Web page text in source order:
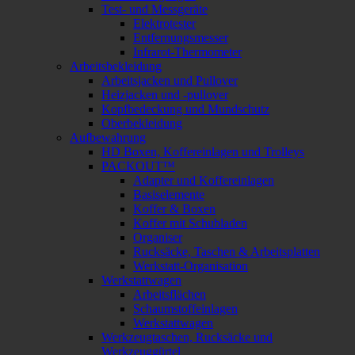
Test- und Messgeräte
Elektrotester
Entfernungsmesser
Infrarot-Thermometer
Arbeitsbekleidung
Arbeitsjacken und Pullover
Heizjacken und -pullover
Kopfbedeckung und Mundschutz
Oberbekleidung
Aufbewahrung
HD Boxen, Koffereinlagen und Trolleys
PACKOUT™
Adapter und Koffereinlagen
Basiselemente
Koffer & Boxen
Koffer mit Schubladen
Organiser
Rucksäcke, Taschen & Arbeitsplatten
Werkstatt-Organisation
Werkstattwagen
Arbeitsflächen
Schaumstoffeinlagen
Werkstattwagen
Werkzeugtaschen, Rucksäcke und
Werkzeuggürtel